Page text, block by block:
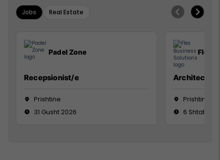
Jobs Real Estate
Padel Zone
Recepsionist/e
Prishtine
31 Gusht 2026
Flex
Architect
Prishtinë
6 Shtator